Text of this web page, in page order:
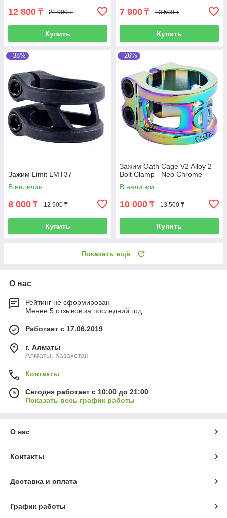
12 800 ₸ 21 900 ₸
Купить
7 900 ₸ 13 500 ₸
Купить
–38%
Зажим Limit LMT37
В наличии
8 000 ₸ 12 900 ₸
Купить
–26%
Зажим Oath Cage V2 Alloy 2
Bolt Clamp - Neo Chrome
В наличии
10 000 ₸ 13 500 ₸
Купить
Показать ещё
О нас
Рейтинг не сформирован
Менее 5 отзывов за последний год
Работает с 17.06.2019
г. Алматы
Алматы, Казахстан
Контакты
Сегодня работает с 10:00 до 21:00
Показать весь график работы
О нас
Контакты
Доставка и оплата
График работы